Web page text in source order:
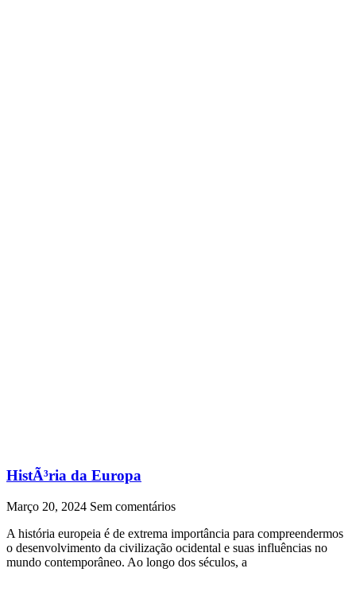
HistÃ³ria da Europa
Março 20, 2024 Sem comentários
A história europeia é de extrema importância para compreendermos
o desenvolvimento da civilização ocidental e suas influências no
mundo contemporâneo. Ao longo dos séculos, a